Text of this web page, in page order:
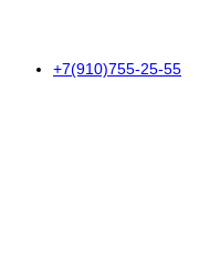
+7(910)755-25-55